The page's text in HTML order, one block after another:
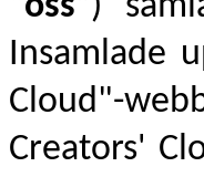
Insamlade
Cloud"-
Creators'